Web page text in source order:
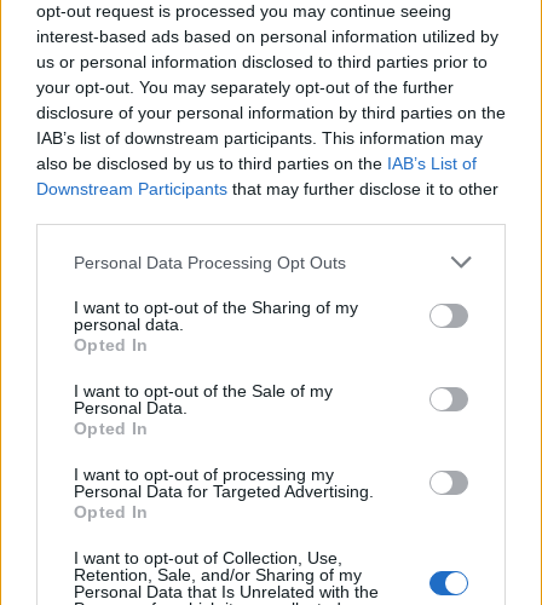
opt-out request is processed you may continue seeing
interest-based ads based on personal information utilized by
us or personal information disclosed to third parties prior to
your opt-out. You may separately opt-out of the further
disclosure of your personal information by third parties on the
IAB’s list of downstream participants. This information may
also be disclosed by us to third parties on the IAB’s List of
Downstream Participants that may further disclose it to other
Please note that this website/app uses one or more Google
not limited to your visit or usage behaviour. You may click to
grant or deny consent to Google and its third-party tags to
use your data for below specified purposes in below Google
consent section.
Personal Data Processing Opt Outs
I want to opt-out of the Sharing of my
personal data.
Opted In
I want to opt-out of the Sale of my
Personal Data.
Opted In
I want to opt-out of processing my
Personal Data for Targeted Advertising.
Opted In
I want to opt-out of Collection, Use,
Retention, Sale, and/or Sharing of my
Personal Data that Is Unrelated with the
Itt az ÉVOSZ megoldása a hőhullámok és az
MAGYAR ÉPÍTŐK